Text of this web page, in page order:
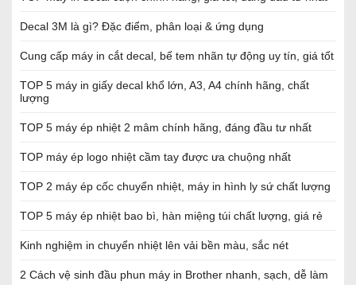
Decal 3M là gì? Đặc điểm, phân loại & ứng dụng
Cung cấp máy in cắt decal, bế tem nhãn tự động uy tín, giá tốt
TOP 5 máy in giấy decal khổ lớn, A3, A4 chính hãng, chất
lượng
TOP 5 máy ép nhiệt 2 mâm chính hãng, đáng đầu tư nhất
TOP máy ép logo nhiệt cầm tay được ưa chuộng nhất
TOP 2 máy ép cốc chuyển nhiệt, máy in hình ly sứ chất lượng
TOP 5 máy ép nhiệt bao bì, hàn miệng túi chất lượng, giá rẻ
Kinh nghiệm in chuyển nhiệt lên vải bền màu, sắc nét
2 Cách vệ sinh đầu phun máy in Brother nhanh, sạch, dễ làm